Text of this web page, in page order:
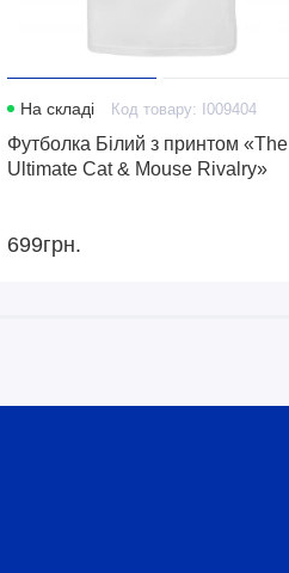
На складі Код товару: I009404
Футболка Білий з принтом «The
Ultimate Cat & Mouse Rivalry»
699грн.